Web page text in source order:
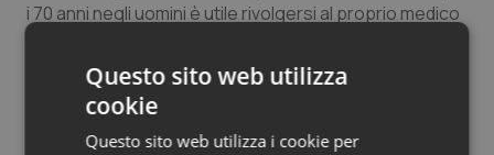
i 70 anni negli uomini è utile rivolgersi al proprio medico
L’identificazione precoce dell’osteoporosi può
consentire, infatti, l’attuazione di misure finalizzate al
rallentamento o all’arresto della malattia e alla
prevenzione delle fratture da fragilità, eventualmente
Questo sito web utilizza
cookie
Questo sito web utilizza i cookie per